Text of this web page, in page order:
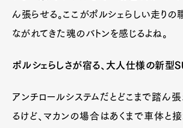
ん張らせる。ここがポルシェらしい走りの
ながれてきた魂のバトンを感じるよね。
ポルシェらしさが宿る、大人仕様の新型
アンチロールシステムだとどこまで踏ん
るけど、マカンの場合はあくまで車体と